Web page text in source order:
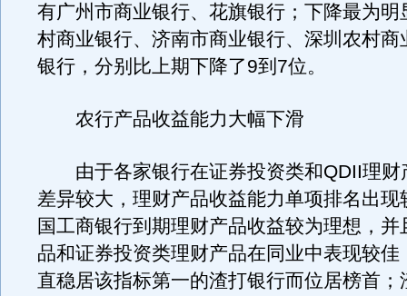
有广州市商业银行、花旗银行；下降最为明
村商业银行、济南市商业银行、深圳农村商
银行，分别比上期下降了9到7位。
农行产品收益能力大幅下滑
由于各家银行在证券投资类和QDII理财
差异较大，理财产品收益能力单项排名出现
国工商银行到期理财产品收益较为理想，并
品和证券投资类理财产品在同业中表现较佳
直稳居该指标第一的渣打银行而位居榜首；